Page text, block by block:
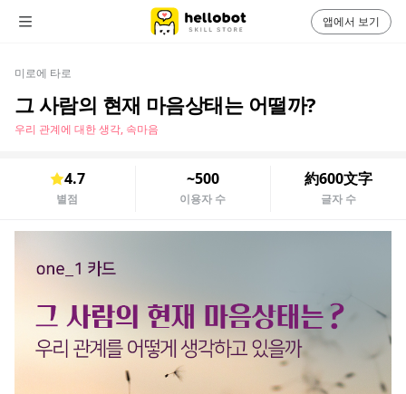
미로에 타로
그 사람의 현재 마음상태는 어떨까?
우리 관계에 대한 생각, 속마음
4.7
별점
~500
이용자 수
約600文字
글자 수
앱에서 보기